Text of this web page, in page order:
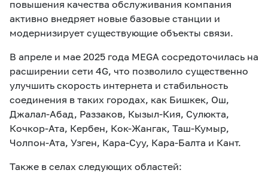
Услуги
Все услуги Развлечения
Подбор номера
Компания
О нас Новости Работа в MEGA
повышения качества обслуживания компания
активно внедряет новые базовые станции и
модернизирует существующие объекты связи.
В апреле и мае 2025 года MEGA сосредоточилась на
расширении сети 4G, что позволило существенно
улучшить скорость интернета и стабильность
соединения в таких городах, как Бишкек, Ош,
Джалал-Абад, Раззаков, Кызыл-Кия, Сулюкта,
Кочкор-Ата, Кербен, Кок-Жангак, Таш-Кумыр,
Чолпон-Ата, Узген, Кара-Суу, Кара-Балта и Кант.
Также в селах следующих областей: